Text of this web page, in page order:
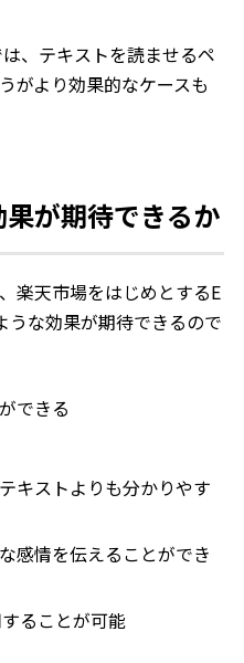
、テキストを読ませるペ
がより効果的なケースも
が期待できるか
楽天市場をはじめとするE
うな効果が期待できるので
できる
キストよりも分かりやす
感情を伝えることができ
ることが可能